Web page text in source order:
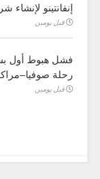
إنفانتينو لإنشاء
قبل يومين
فشل هبوط أول
رحلة
قبل يومين